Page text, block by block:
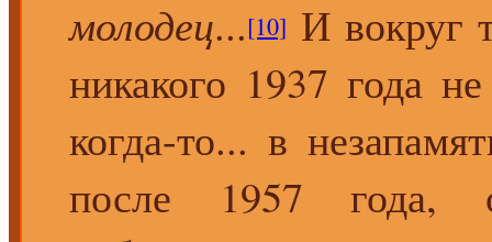
молодец...[10] И вокруг
никакого 1937 года
когда-то... в
после 1957 года,